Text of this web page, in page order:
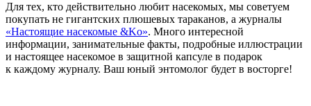
Для тех, кто действительно любит насекомых, мы советуем
покупать не гигантских плюшевых тараканов, а журналы
«Настоящие насекомые &Ko». Много интересной
информации, занимательные факты, подробные иллюстрации
и настоящее насекомое в защитной капсуле в подарок
к каждому журналу. Ваш юный энтомолог будет в восторге!